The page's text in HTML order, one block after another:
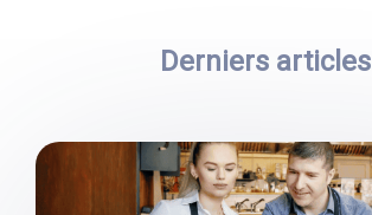
Derniers articles